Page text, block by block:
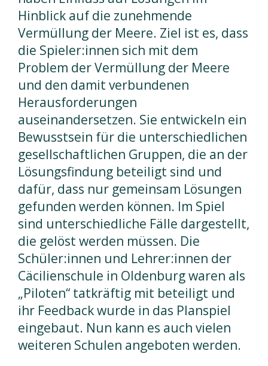
Hinblick auf die zunehmende
Vermüllung der Meere. Ziel ist es, dass
die Spieler:innen sich mit dem
Problem der Vermüllung der Meere
und den damit verbundenen
Herausforderungen
auseinandersetzen. Sie entwickeln ein
Bewusstsein für die unterschiedlichen
gesellschaftlichen Gruppen, die an der
Lösungsfindung beteiligt sind und
dafür, dass nur gemeinsam Lösungen
gefunden werden können. Im Spiel
sind unterschiedliche Fälle dargestellt,
die gelöst werden müssen. Die
Schüler:innen und Lehrer:innen der
Cäcilienschule in Oldenburg waren als
„Piloten“ tatkräftig mit beteiligt und
ihr Feedback wurde in das Planspiel
eingebaut. Nun kann es auch vielen
weiteren Schulen angeboten werden.